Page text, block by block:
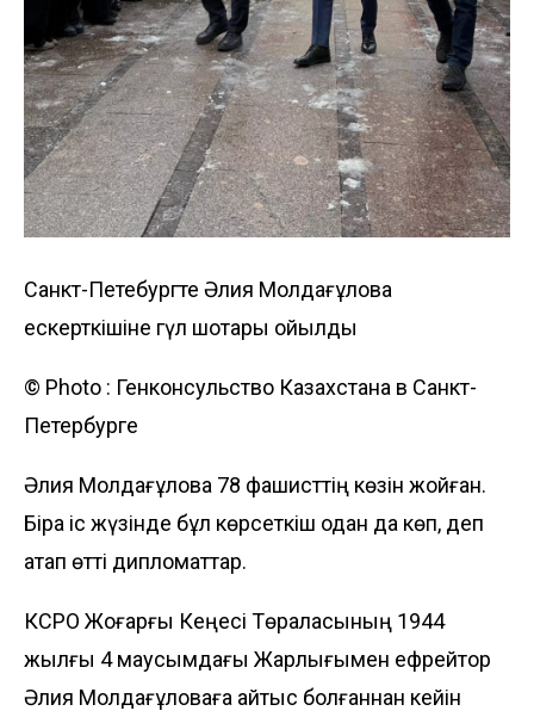
Санкт-Петебургте Әлия Молдағұлова
ескерткішіне гүл шоқтары қойылды
© Photo : Генконсульство Казахстана в Санкт-
Петербурге
Әлия Молдағұлова 78 фашисттің көзін жойған.
Бірақ іс жүзінде бұл көрсеткіш одан да көп, деп
атап өтті дипломаттар.
КСРО Жоғарғы Кеңесі Төралқасының 1944
жылғы 4 маусымдағы Жарлығымен ефрейтор
Әлия Молдағұловаға қайтыс болғаннан кейін